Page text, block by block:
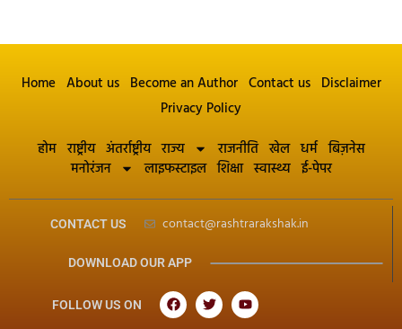
Home About us Become an Author Contact us Disclaimer
Privacy Policy
होम राष्ट्रीय अंतर्राष्ट्रीय राज्य राजनीति खेल धर्म बिज़नेस
मनोरंजन
लाइफस्टाइल शिक्षा स्वास्थ्य ई-पेपर
CONTACT US contact@rashtrarakshak.in
DOWNLOAD OUR APP
FOLLOW US ON